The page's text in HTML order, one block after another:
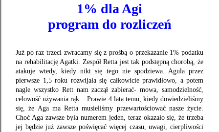
1% dla Agi
program do rozliczeń
Już po raz trzeci zwracamy się z prośbą o przekazanie 1% podatku
na rehabilitację Agatki. Zespół Retta jest tak podstępną chorobą, że
atakuje wtedy, kiedy nikt się tego nie spodziewa. Agula przez
pierwsze 1,5 roku rozwijała się całkowicie prawidłowo, a potem
nagle wszystko Rett nam zaczął zabierać- mowa, samodzielność,
celowość używania rąk... Prawie 4 lata temu, kiedy dowiedzieliśmy
się, że Aga ma Retta musieliśmy przewartościować nasze życie.
Choć Aga zawsze była numerem jeden, teraz okazało się, że trzeba
jej będzie już zawsze poświęcać więcej czasu, uwagi, cierpliwości